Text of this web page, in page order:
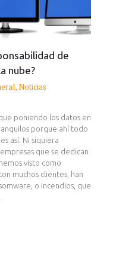
de
nube?
,Noticias
poniendo los datos en
porque ahí todo
así. Ni siquiera
que se dedican
visto como
muchos clientes, han
o incendios, que